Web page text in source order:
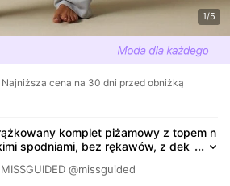
1/5
Najniższa cena na 30 dni przed obniżką
komplet piżamowy z topem n
spodniami, bez rękawów, z dek
MISSGUIDED @missguided